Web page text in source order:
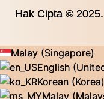
Hak Cipta ©
Malay (Singapore)
English
Korean (Korea)
Malay